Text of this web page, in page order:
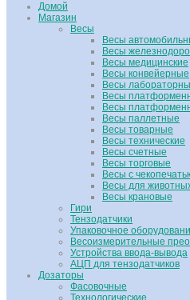
Домой
Магазин
Весы
Весы
Весы
Весы медицинские
Весы конвейерные
Весы
Весы
Весы
Весы паллетные
Весы товарные
Весы технические
Весы счетные
Весы торговые
Весы с
Весы для
Весы крановые
Гири
Тензодатчики
Упаковочное
Весоизмерительные
Устройства ввода-вывода
АЦП для тензодатчиков
Дозаторы
Фасовочные
Технологические